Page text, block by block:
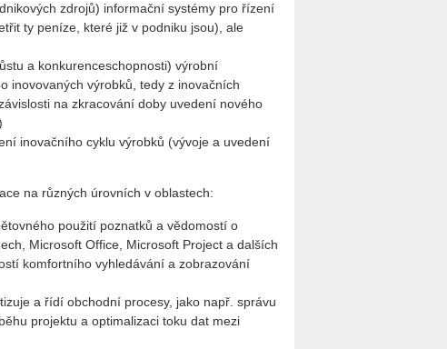
zdrojů) informační systémy pro řízení
ty peníze, které již v podniku jsou), ale
a konkurenceschopnosti) výrobní
inovovaných výrobků, tedy z inovačních
na zkracování doby uvedení nového
inovačního cyklu výrobků (vývoje a uvedení
na různých úrovních v oblastech:
použití poznatků a vědomostí o
Microsoft Office, Microsoft Project a dalších
komfortního vyhledávání a zobrazování
a řídí obchodní procesy, jako např. správu
projektu a optimalizaci toku dat mezi